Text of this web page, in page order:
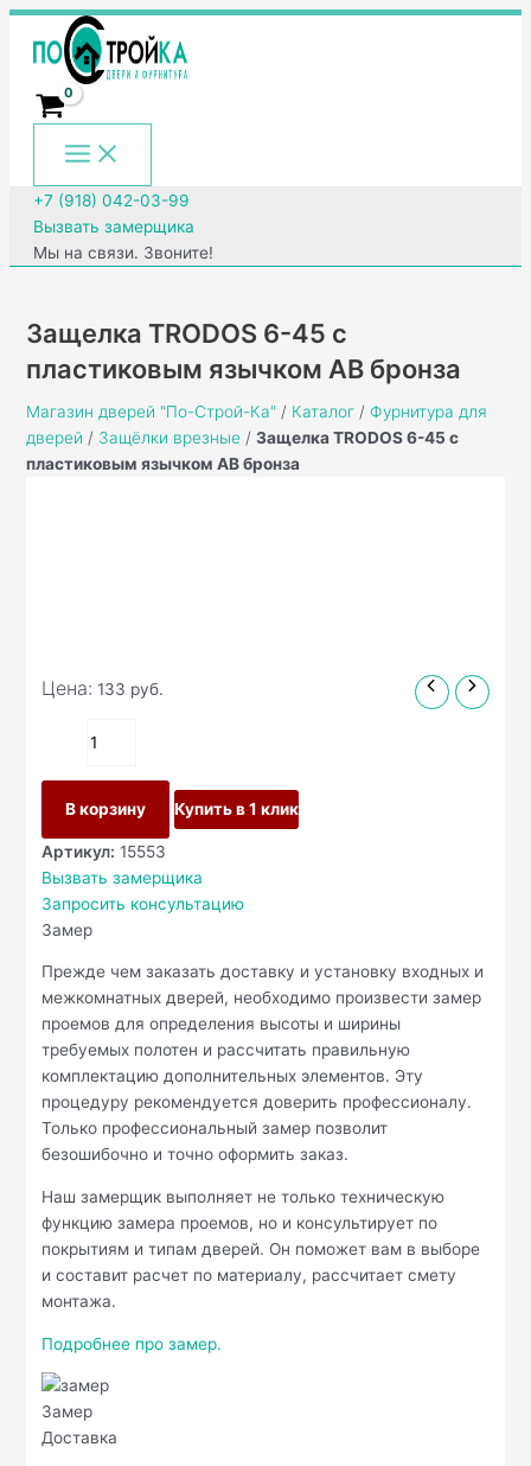
Перейти
содержимому
Main
Menu
+7 (918) 042-03-99
Вызвать замерщика
Мы на связи. Звоните!
Защелка TRODOS 6-45 с
пластиковым язычком AB бронза
Магазин дверей "По-Строй-Ка"/ Каталог/ Фурнитура для
дверей / Защёлки врезные / Защелка TRODOS 6-45 с
пластиковым язычком AB бронза
Цена: 133 руб.
Количество
товара
Защелка
TRODOS
6-
пластиковым
язычком
AB
бронза
В корзину Купить в 1 клик
Артикул: 15553
Вызвать замерщика
Запросить консультацию
Замер
Прежде чем заказать доставку и установку входных и
межкомнатных дверей, необходимо произвести замер
проемов для определения высоты и ширины
требуемых полотен и рассчитать правильную
комплектацию дополнительных элементов. Эту
процедуру рекомендуется доверить профессионалу.
Только профессиональный замер позволит
безошибочно и точно оформить заказ.
Наш замерщик выполняет не только техническую
функцию замера проемов, но и консультирует по
покрытиям и типам дверей. Он поможет вам в выборе
и составит расчет по материалу, рассчитает смету
монтажа.
Подробнее про замер.
Замер
Доставка